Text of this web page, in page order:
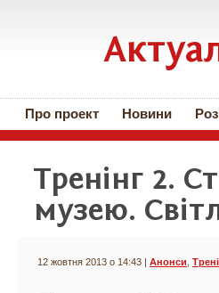
Про проект Новини
Тренінг 2.
музею.
12 жовтня 2013 о 14:43 | Анонси